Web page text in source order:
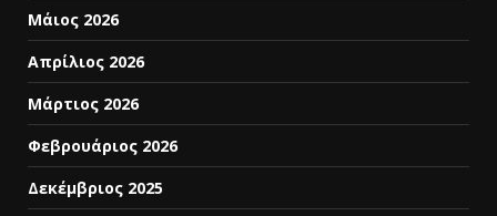
Μάιος 2026
Απρίλιος 2026
Μάρτιος 2026
Φεβρουάριος 2026
Δεκέμβριος 2025